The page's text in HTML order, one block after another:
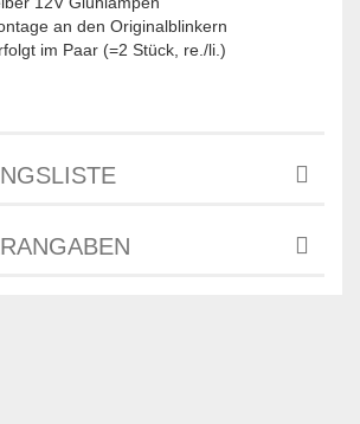
an den Originalblinkern
im Paar (=2 Stück, re./li.)